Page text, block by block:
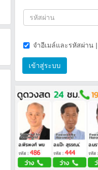
จำอีเมล์และรหัสผ่าน |
เข้าสู่ระบบ